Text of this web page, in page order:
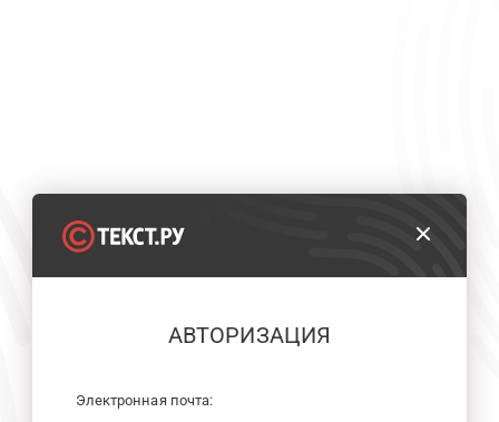
АВТОРИЗАЦИЯ
Электронная почта: